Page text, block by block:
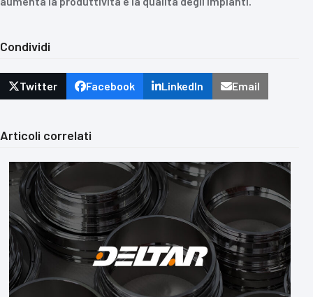
Condividi
Twitter Facebook LinkedIn Email
Articoli correlati